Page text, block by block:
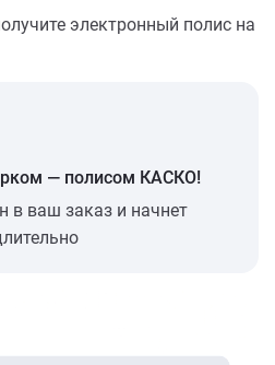
электронный полис на
— полисом КАСКО!
в ваш заказ и начнет